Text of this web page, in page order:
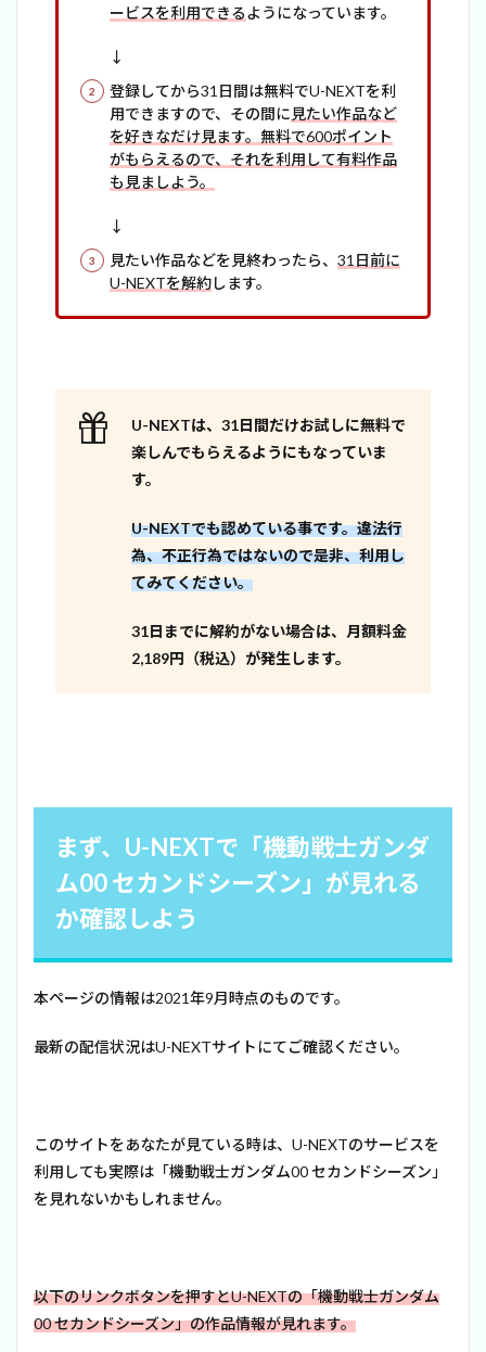
ービスを利用できるようになっています。
↓
登録してから31日間は無料でU-NEXTを利
用できますので、その間に見たい作品など
を好きなだけ見ます。 無料で600ポイント
がもらえるので、それを利用して有料作品
も見ましよう。
↓
見たい作品などを見終わったら、 31日前に
U-NEXTを解約します。
U-NEXTは、31日間だけお試しに無料で
楽しんでもらえるようにもなっていま
す。
U-NEXTでも認めている事です。違法行
為、不正行為ではないので是非、利用し
てみてください。
31日までに解約がない場合は、月額料金
2,189円（税込）が発生します。
まず、U-NEXTで「機動戦士ガンダ
ム00 セカンドシーズン」が見れる
か確認しよう
本ページの情報は2021年9月時点のものです。
最新の配信状況はU-NEXTサイトにてご確認ください。
このサイトをあなたが見ている時は、U-NEXTのサービスを
利用しても実際は「機動戦士ガンダム00 セカンドシーズン」
を見れないかもしれません。
以下のリンクボタンを押すとU-NEXTの「機動戦士ガンダム
00 セカンドシーズン」の作品情報が見れます。